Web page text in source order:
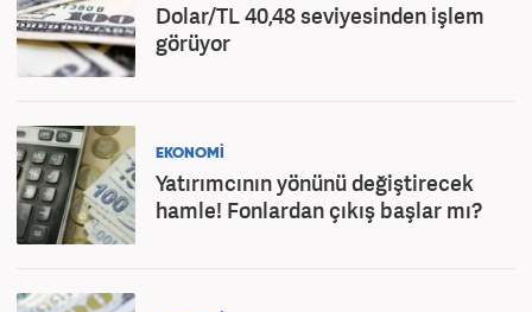
Dolar/TL 40,48 seviyesinden işlem
görüyor
EKONOMİ
Yatırımcının yönünü değiştirecek
hamle! Fonlardan çıkış başlar mı?